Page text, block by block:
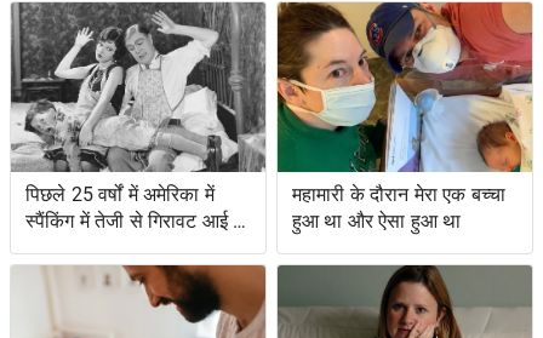
पिछले 25 वर्षों में अमेरिका में
स्पैंकिंग में तेजी से गिरावट आई है,
अध्ययन में पाया गया है
महामारी के दौरान मेरा एक बच्चा
हुआ था और ऐसा हुआ था